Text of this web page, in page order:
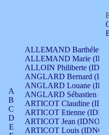
A
B
C
D
E
ALLEMAND Barthélemy
ALLEMAND Marie
ALLOIN Philiberte (IDNO
ANGLARD Bernard
ANGLARD Louane
ANGLARD Sébastien
ARTICOT Claudine
ARTICOT Etienne (IDNO
ARTICOT Jean (IDNO
ARTICOT Louis (IDNO